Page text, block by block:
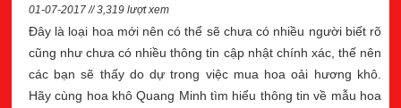
01-07-2017 // 3,319 lượt xem
Đây là loại hoa mới nên có thể sẽ chưa có nhiều người biết rõ
cũng như chưa có nhiều thông tin cập nhật chính xác, thế nên
các bạn sẽ thấy do dự trong việc mua hoa oải hương khô.
Hãy cùng hoa khô Quang Minh tìm hiểu thông tin về mẫu hoa